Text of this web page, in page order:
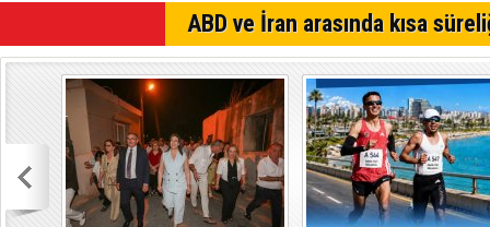
64.
Özersay,
ABD ve İran arasında kısa